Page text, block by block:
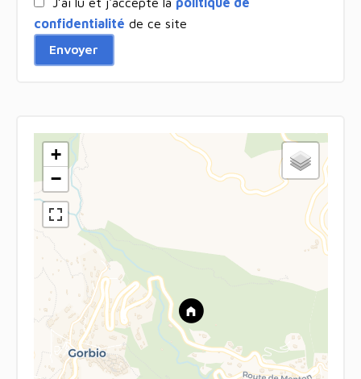
confidentialité de ce site
Envoyer
+
−